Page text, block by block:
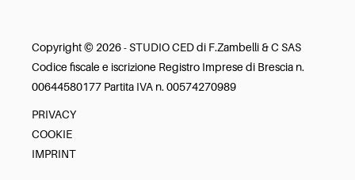
Copyright © 2026 - STUDIO CED di F.Zambelli & C SAS
Codice fiscale e iscrizione Registro Imprese di Brescia n.
00644580177 Partita IVA n. 00574270989
PRIVACY
COOKIE
IMPRINT